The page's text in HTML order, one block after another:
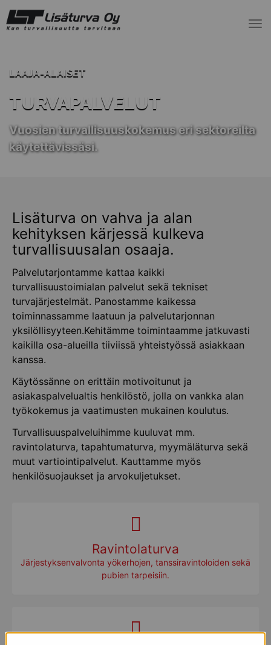
LAAJA-ALAISET
TURVAPALVELUT
Vuosien turvallisuuskokemus eri sektoreilta
käytettävissäsi.
Lisäturva on vahva ja alan
kehityksen kärjessä kulkeva
turvallisuusalan osaaja.
Palvelutarjontamme kattaa kaikki
turvallisuustoimialan palvelut sekä tekniset
turvajärjestelmät. Panostamme kaikessa
toiminnassamme laatuun ja palvelutarjonnan
yksilöllisyyteen.Kehitämme toimintaamme jatkuvasti
kaikilla osa-alueilla tiiviissä yhteistyössä asiakkaan
kanssa.
Käytössänne on erittäin motivoitunut ja
asiakaspalvelualtis henkilöstö, jolla on vankka alan
työkokemus ja vaatimusten mukainen koulutus.
Turvallisuuspalveluihimme kuuluvat mm.
ravintolaturva, tapahtumaturva, myymäläturva sekä
muut vartiointipalvelut. Kauttamme myös
henkilösuojaukset ja arvokuljetukset.
Ravintolaturva
Järjestyksenvalvonta yökerhojen, tanssiravintoloiden sekä
pubien tarpeisiin.